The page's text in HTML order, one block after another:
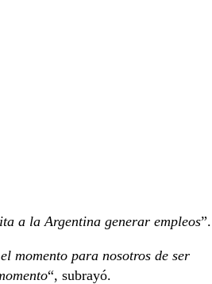
a la Argentina generar empleos”.
momento para nosotros de ser
“, subrayó.